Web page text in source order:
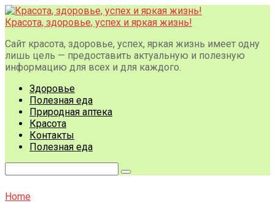
Перейти
к
Красота, здоровье, успех и яркая жизнь!
Сайт красота, здоровье, успех, яркая жизнь имеет одну
лишь цель — предоставить актуальную и полезную
информацию для всех и для каждого.
Здоровье
Полезная еда
Природная аптека
Красота
Контакты
Полезная еда
Home